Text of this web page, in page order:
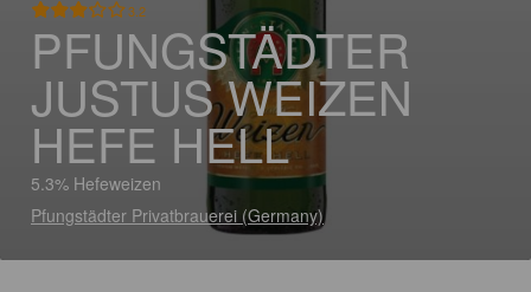
3.2
PFUNGSTÄDTER
JUSTUS WEIZEN
HEFE HELL
5.3% Hefeweizen
Pfungstädter Privatbrauerei (Germany)